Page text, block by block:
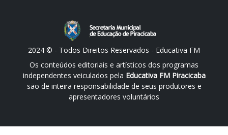
2024 © - Todos Direitos Reservados - Educativa FM
Os conteúdos editoriais e artísticos dos programas
independentes veiculados pela Educativa FM Piracicaba
são de inteira responsabilidade de seus produtores e
apresentadores voluntários